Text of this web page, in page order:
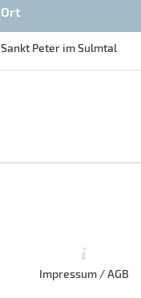
Ort
Sankt Peter im Sulmtal
Impressum / AGB